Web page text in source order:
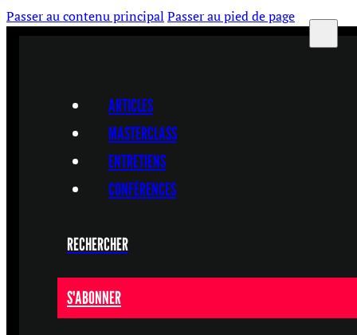
Passer au contenu principal Passer au pied de page
ARTICLES
MASTERCLASS
ENTRETIENS
CONFÉRENCES
RECHERCHER
S'ABONNER